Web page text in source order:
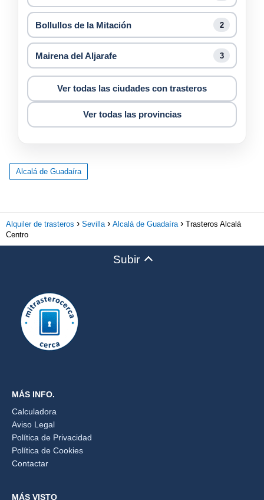
Bollullos de la Mitación 2
Mairena del Aljarafe 3
Ver todas las ciudades con trasteros
Ver todas las provincias
Alcalá de Guadaíra
Alquiler de trasteros Sevilla Alcalá de Guadaíra
Trasteros Alcalá
Centro
Subir
MÁS INFO.
Calculadora
Aviso Legal
Política de Privacidad
Política de Cookies
Contactar
MÁS VISTO